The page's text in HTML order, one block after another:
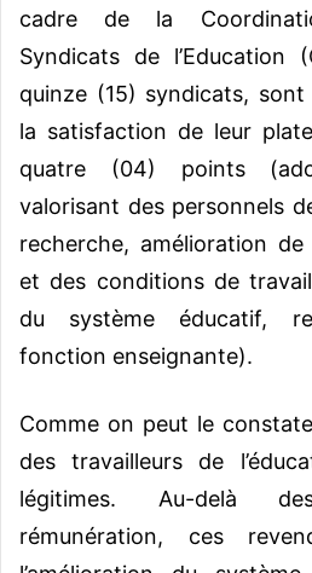
cadre de la
Syndicats de l’Education
quinze (15) syndicats,
la satisfaction de leur
quatre (04) points
valorisant des personnels
recherche, amélioration de
et des conditions de
du système éducatif,
fonction enseignante).
Comme on peut le
des travailleurs de
légitimes. Au-delà
rémunération, ces